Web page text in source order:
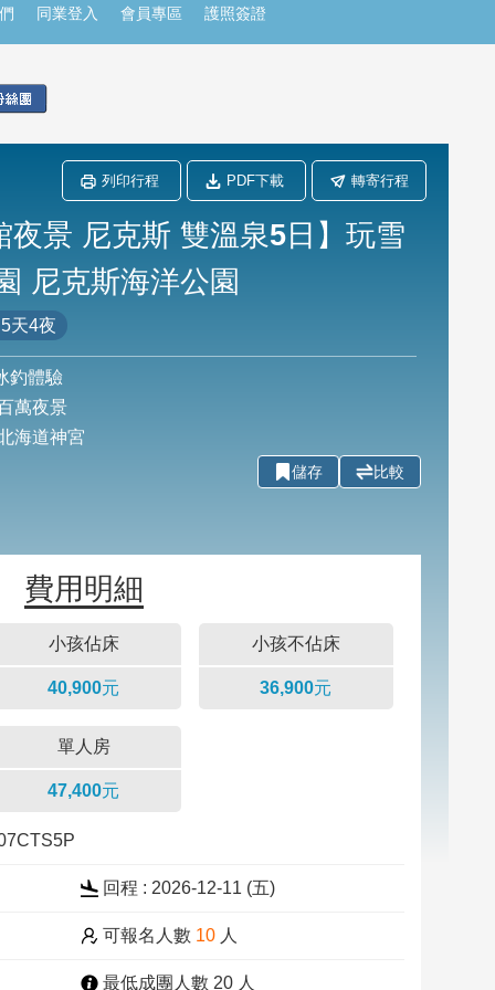
同業登入 會員專區 護照簽證
列印行程 PDF下載 轉寄行程
景 尼克斯 雙溫泉5日】玩雪
尼克斯海洋公園
天4夜
釣體驗
萬夜景
海道神宮
儲存 比較
費用明細
小孩佔床 小孩不佔床
40,900元 36,900元
單人房
47,400元
回程 : 2026-12-11 (五)
可報名人數 10人
最低成團人數 20 人